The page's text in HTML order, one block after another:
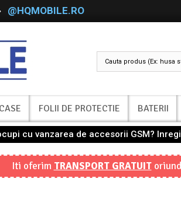
@HQMOBILE.RO
FOLII DE PROTECTIE BATERII
cu vanzarea de accesorii GSM?
Iti oferim TRANSPORT GRATUIT